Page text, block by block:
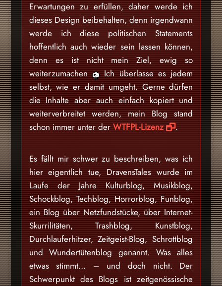
Erwartungen zu erfüllen, daher werde ich
dieses Design beibehalten, denn irgendwann
werde ich diese politischen Statements
hoffentlich auch wieder sein lassen können,
denn es ist nicht mein Ziel, ewig so
weiterzumachen
Ich überlasse es jedem
selbst, wie er damit umgeht. Gerne dürfen
die Inhalte aber auch einfach kopiert und
weiterverbreitet werden, mein Blog stand
schon immer unter derWTFPL-Lizenz .
Es fällt mir schwer zu beschreiben, was ich
hier eigentlich tue, DravensTales wurde im
Laufe der Jahre Kulturblog, Musikblog,
Schockblog, Techblog, Horrorblog, Funblog,
ein Blog über Netzfundstücke, über Internet-
Skurrilitäten, Trashblog, Kunstblog,
Durchlauferhitzer, Zeitgeist-Blog, Schrottblog
und Wundertütenblog genannt. Was alles
etwas stimmt… – und doch nicht. Der
Schwerpunkt des Blogs ist zeitgenössische